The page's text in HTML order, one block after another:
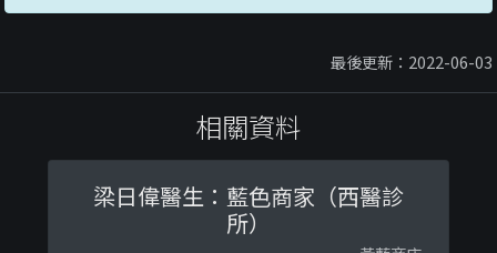
最後更新：2022-06-03
相關資料
梁日偉醫生：藍色商家（西醫診
所）